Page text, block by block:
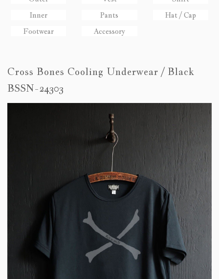
Inner
Pants
Hat / Cap
Footwear
Accessory
Cross Bones Cooling Underwear / Black
BSSN-24303